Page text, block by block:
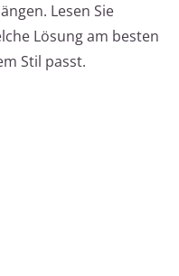
Lesen Sie
Lösung am besten
Stil passt.